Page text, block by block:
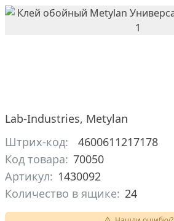
Lab-Industries, Metylan
Штрих-код:
4600611217178
Код товара: 70050
Артикул: 1430092
Количество в ящике: 24